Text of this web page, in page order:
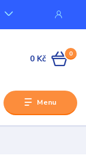
Menu
0
0 Kč